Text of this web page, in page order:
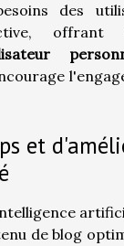
des
offrant
et
de blog